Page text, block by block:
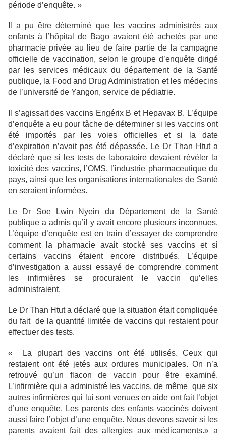
période d’enquête. »
Il a pu être déterminé que les vaccins administrés aux
enfants à l’hôpital de Bago avaient été achetés par une
pharmacie privée au lieu de faire partie de la campagne
officielle de vaccination, selon le groupe d’enquête dirigé
par les services médicaux du département de la Santé
publique, la Food and Drug Administration et les médecins
de l’université de Yangon, service de pédiatrie.
Il s’agissait des vaccins Engérix B et Hepavax B. L’équipe
d’enquête a eu pour tâche de déterminer si les vaccins ont
été importés par les voies officielles et si la date
d’expiration n’avait pas été dépassée. Le Dr Than Htut a
déclaré que si les tests de laboratoire devaient révéler la
toxicité des vaccins, l’OMS, l’industrie pharmaceutique du
pays, ainsi que les organisations internationales de Santé
en seraient informées.
Le Dr Soe Lwin Nyein du Département de la Santé
publique a admis qu’il y avait encore plusieurs inconnues.
L’équipe d’enquête est en train d’essayer de comprendre
comment la pharmacie avait stocké ses vaccins et si
certains vaccins étaient encore distribués. L’équipe
d’investigation a aussi essayé de comprendre comment
les infirmières se procuraient le vaccin qu’elles
administraient.
Le Dr Than Htut a déclaré que la situation était compliquée
du fait de la quantité limitée de vaccins qui restaient pour
effectuer des tests.
« La plupart des vaccins ont été utilisés. Ceux qui
restaient ont été jetés aux ordures municipales. On n’a
retrouvé qu’un flacon de vaccin pour être examiné.
L’infirmière qui a administré les vaccins, de même que six
autres infirmières qui lui sont venues en aide ont fait l’objet
d’une enquête. Les parents des enfants vaccinés doivent
aussi faire l’objet d’une enquête. Nous devons savoir si les
parents avaient fait des allergies aux médicaments.» a